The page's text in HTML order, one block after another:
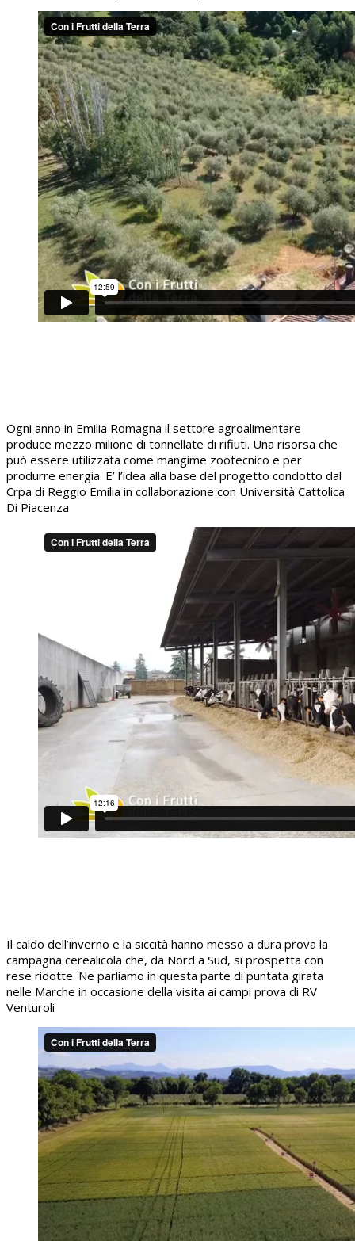
Ogni anno in Emilia Romagna il settore agroalimentare
produce mezzo milione di tonnellate di rifiuti. Una risorsa che
può essere utilizzata come mangime zootecnico e per
produrre energia. E’ l’idea alla base del progetto condotto dal
Crpa di Reggio Emilia in collaborazione con Università Cattolica
Di Piacenza
Il caldo dell’inverno e la siccità hanno messo a dura prova la
campagna cerealicola che, da Nord a Sud, si prospetta con
rese ridotte. Ne parliamo in questa parte di puntata girata
nelle Marche in occasione della visita ai campi prova di RV
Venturoli